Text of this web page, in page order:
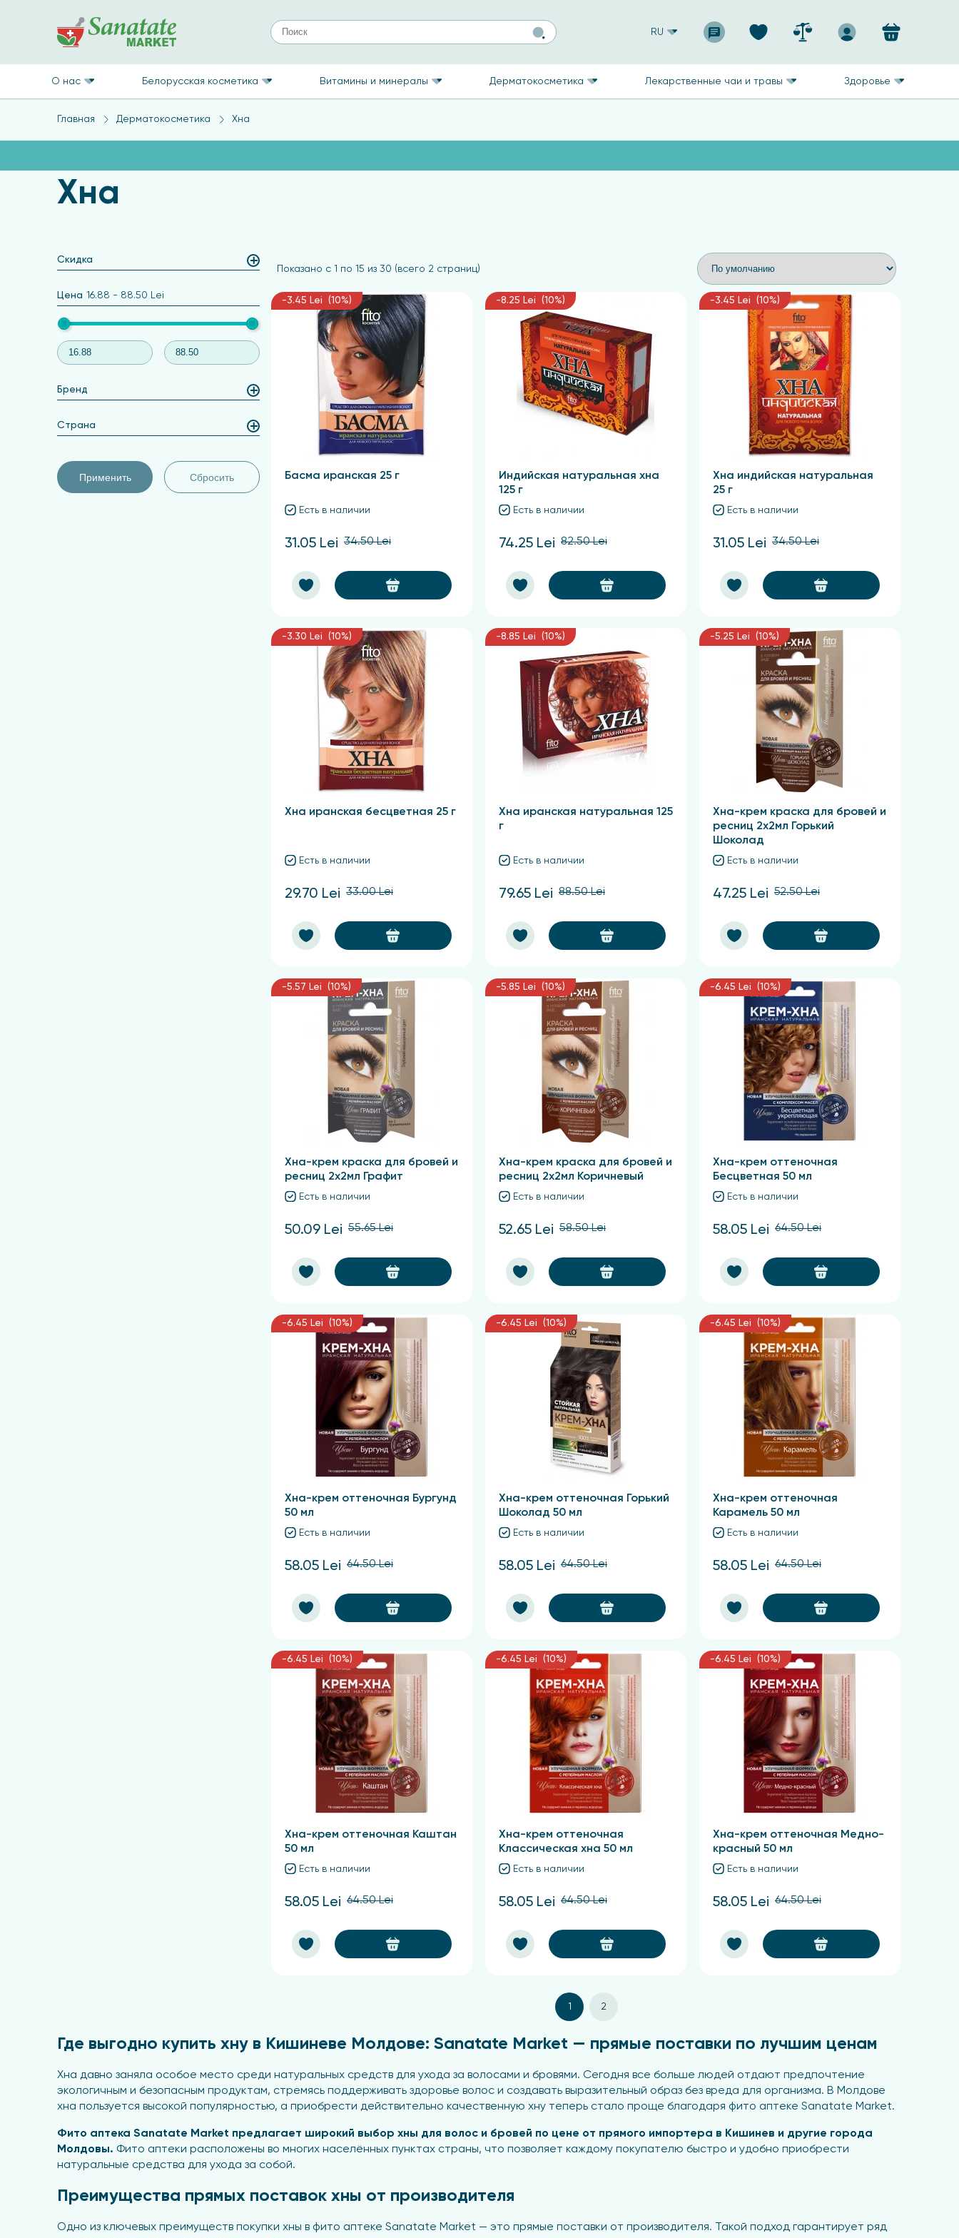
RU
О нас Белорусская косметика Витамины и минералы Дерматокосметика Лекарственные чаи и травы Здоровье
Главная Дерматокосметика Хна
Хна
Скидка
16.88 - 88.50 Lei
Цена
Бренд
Страна
Применить Сбросить
Показано с 1 по 15 из 30 (всего 2 страниц)
-3.45 Lei (10%)
Басма иранская 25 г
Есть в наличии
31.05 Lei 34.50 Lei
-8.25 Lei (10%)
Индийская натуральная хна
125 г
Есть в наличии
74.25 Lei 82.50 Lei
-3.45 Lei (10%)
Хна индийская натуральная
25 г
Есть в наличии
31.05 Lei 34.50 Lei
-3.30 Lei (10%)
Хна иранская бесцветная 25 г
Есть в наличии
29.70 Lei 33.00 Lei
-8.85 Lei (10%)
Хна иранская натуральная 125
г
Есть в наличии
79.65 Lei 88.50 Lei
-5.25 Lei (10%)
Хна-крем краска для бровей и
ресниц 2х2мл Горький
Шоколад
Есть в наличии
47.25 Lei 52.50 Lei
-5.57 Lei (10%)
Хна-крем краска для бровей и
ресниц 2х2мл Графит
Есть в наличии
50.09 Lei 55.65 Lei
-5.85 Lei (10%)
Хна-крем краска для бровей и
ресниц 2х2мл Коричневый
Есть в наличии
52.65 Lei 58.50 Lei
-6.45 Lei (10%)
Хна-крем оттеночная
Бесцветная 50 мл
Есть в наличии
58.05 Lei 64.50 Lei
-6.45 Lei (10%)
Хна-крем оттеночная Бургунд
50 мл
Есть в наличии
58.05 Lei 64.50 Lei
-6.45 Lei (10%)
Хна-крем оттеночная Горький
Шоколад 50 мл
Есть в наличии
58.05 Lei 64.50 Lei
-6.45 Lei (10%)
Хна-крем оттеночная
Карамель 50 мл
Есть в наличии
58.05 Lei 64.50 Lei
-6.45 Lei (10%)
Хна-крем оттеночная Каштан
50 мл
Есть в наличии
58.05 Lei 64.50 Lei
-6.45 Lei (10%)
Хна-крем оттеночная
Классическая хна 50 мл
Есть в наличии
58.05 Lei 64.50 Lei
-6.45 Lei (10%)
Хна-крем оттеночная Медно-
красный 50 мл
Есть в наличии
58.05 Lei 64.50 Lei
1 2
Где выгодно купить хну в Кишиневе Молдове: Sanatate Market — прямые поставки по лучшим ценам
Хна давно заняла особое место среди натуральных средств для ухода за волосами и бровями. Сегодня все больше людей отдают предпочтение
экологичным и безопасным продуктам, стремясь поддерживать здоровье волос и создавать выразительный образ без вреда для организма. В Молдове
хна пользуется высокой популярностью, а приобрести действительно качественную хну теперь стало проще благодаря фито аптеке Sanatate Market.
Фито аптека Sanatate Market предлагает широкий выбор хны для волос и бровей по цене от прямого импортера в Кишинев и другие города
Молдовы. Фито аптеки расположены во многих населённых пунктах страны, что позволяет каждому покупателю быстро и удобно приобрести
натуральные средства для ухода за собой.
Преимущества прямых поставок хны от производителя
Одно из ключевых преимуществ покупки хны в фито аптеке Sanatate Market — это прямые поставки от производителя. Такой подход гарантирует ряд